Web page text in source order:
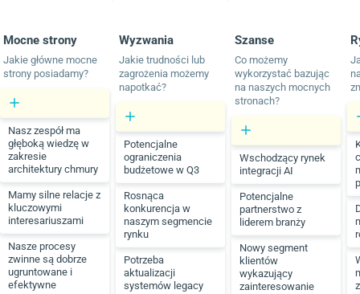
Mocne strony
Jakie główne mocne
strony posiadamy?
Nasz zespół ma
głęboką wiedzę w
zakresie
architektury chmury
Mamy silne relacje z
kluczowymi
interesariuszami
Nasze procesy
zwinne są dobrze
ugruntowane i
efektywne
Wyzwania
Jakie trudności lub
zagrożenia możemy
napotkać?
Potencjalne
ograniczenia
budżetowe w Q3
Rosnąca
konkurencja w
naszym segmencie
rynku
Potrzeba
aktualizacji
systemów legacy
Szanse
Co możemy
wykorzystać bazując
na naszych mocnych
stronach?
Wschodzący rynek
integracji AI
Potencjalne
partnerstwo z
liderem branży
Nowy segment
klientów
wykazujący
zainteresowanie